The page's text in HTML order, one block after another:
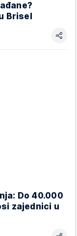
Brisel
Do 40.000
zajednici u